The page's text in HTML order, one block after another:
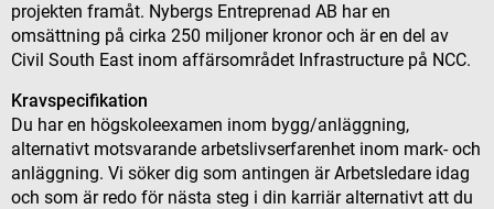
projekten framåt. Nybergs Entreprenad AB har en
omsättning på cirka 250 miljoner kronor och är en del av
Civil South East inom affärsområdet Infrastructure på NCC.
Kravspecifikation
Du har en högskoleexamen inom bygg/anläggning,
alternativt motsvarande arbetslivserfarenhet inom mark- och
anläggning. Vi söker dig som antingen är Arbetsledare idag
och som är redo för nästa steg i din karriär alternativt att du